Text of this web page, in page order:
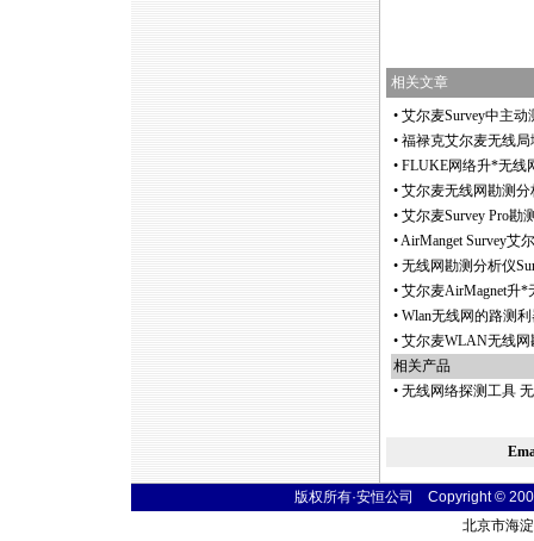
相关文章
• 艾尔麦Survey中主动
• 福禄克艾尔麦无线局
• FLUKE网络升*无线
• 艾尔麦无线网勘测分
• 艾尔麦Survey Pro勘
•AirManget Survey艾
• 无线网勘测分析仪
• 艾尔麦AirMagnet升*
• Wlan无线网的路测
• 艾尔麦WLAN无线网
相关产品
• 无线网络探测工具
版权所有·安恒公司 Copyright ©
北京市海